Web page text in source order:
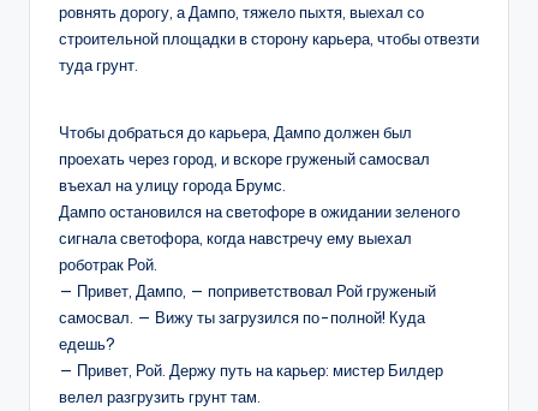
ровнять дорогу, а Дампо, тяжело пыхтя, выехал со
строительной площадки в сторону карьера, чтобы отвезти
туда грунт.
Чтобы добраться до карьера, Дампо должен был
проехать через город, и вскоре груженый самосвал
въехал на улицу города Брумс.
Дампо остановился на светофоре в ожидании зеленого
сигнала светофора, когда навстречу ему выехал
роботрак Рой.
— Привет, Дампо, — поприветствовал Рой груженый
самосвал. — Вижу ты загрузился по-полной! Куда
едешь?
— Привет, Рой. Держу путь на карьер: мистер Билдер
велел разгрузить грунт там.